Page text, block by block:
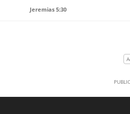
Jeremias 5:30